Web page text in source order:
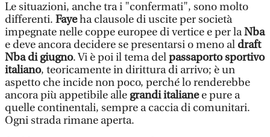
Le situazioni, anche tra i "confermati", sono molto
differenti. Fayeha clausole di uscite per società
impegnate nelle coppe europee di vertice e per laNba
e deve ancora decidere se presentarsi o meno al draft
Nba di giugno. Vi è poi il tema delpassaporto sportivo
italiano, teoricamente in dirittura di arrivo; è un
aspetto che incide non poco, perché lo renderebbe
ancora più appetibile alle grandi italianee pure a
quelle continentali, sempre a caccia di comunitari.
Ogni strada rimane aperta.